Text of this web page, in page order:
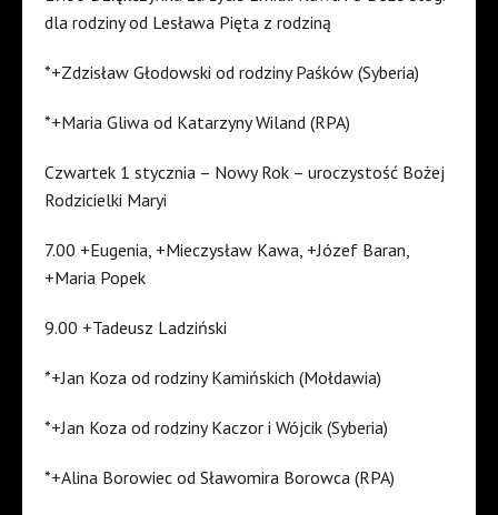
dla rodziny od Lesława Pięta z rodziną
*+Zdzisław Głodowski od rodziny Paśków (Syberia)
*+Maria Gliwa od Katarzyny Wiland (RPA)
Czwartek 1 stycznia – Nowy Rok – uroczystość Bożej
Rodzicielki Maryi
7.00 +Eugenia, +Mieczysław Kawa, +Józef Baran,
+Maria Popek
9.00 +Tadeusz Ladziński
*+Jan Koza od rodziny Kamińskich (Mołdawia)
*+Jan Koza od rodziny Kaczor i Wójcik (Syberia)
*+Alina Borowiec od Sławomira Borowca (RPA)